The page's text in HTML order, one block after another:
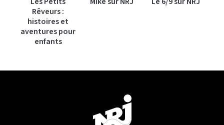
Rêveurs :
histoires et
aventures pour
enfants